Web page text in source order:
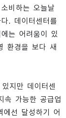
비하는 오늘날
. 데이터센터를
는 어려움이 있
환경을 보다 새
지만 데이터센
속 가능한 공급업
선 달성하기 어